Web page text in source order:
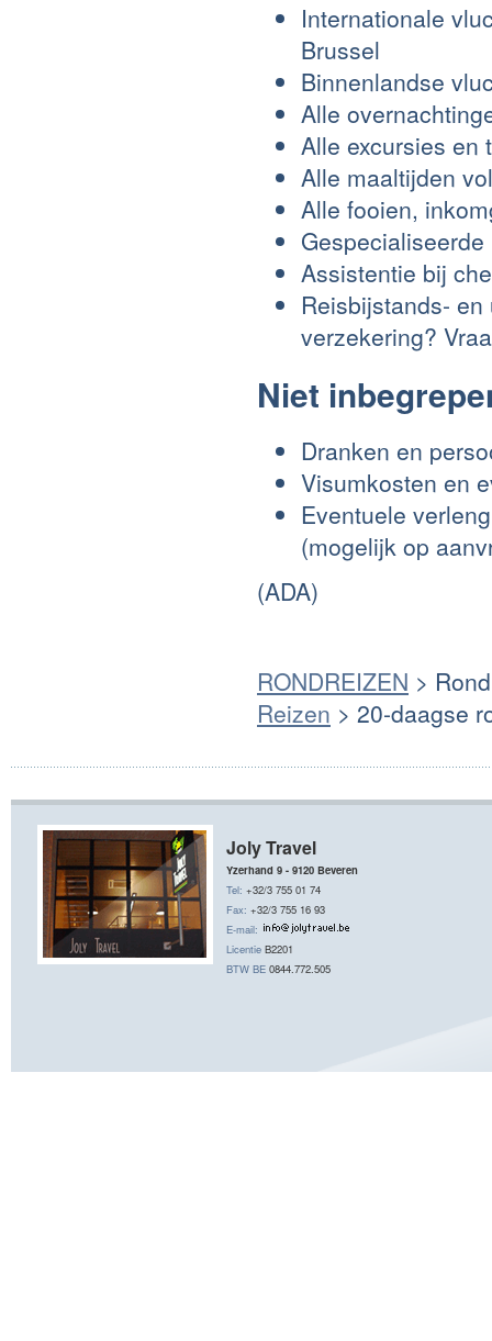
Internationale
Brussel
Binnenlandse
Alle
Alle excursies en
Alle maaltijden
Alle fooien,
Assistentie bij
Reisbijstands-
verzekering?
Niet
Dranken en
Visumkosten en
Eventuele
(mogelijk op
(ADA)
RONDREIZEN >
Reizen > 20-daagse
Joly Travel
Yzerhand 9 - 9120 Beveren
Tel: +32/3 755 01 74
Fax: +32/3 755 16 93
E-mail:
Licentie B2201
BTW BE 0844.772.505